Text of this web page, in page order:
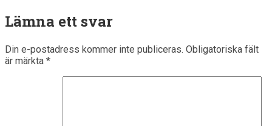
Lämna ett svar
Din e-postadress kommer inte publiceras. Obligatoriska fält
är märkta *